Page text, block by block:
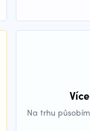
Na trhu